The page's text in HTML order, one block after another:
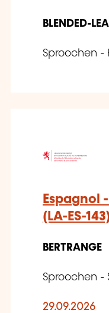
BLENDED-
Sproochen -
Espagnol -
(LA-ES-
BERTRANGE
Sproochen -
29.09.2026